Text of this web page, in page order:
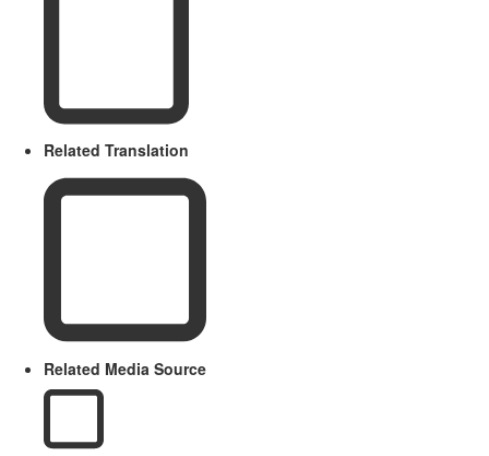
Related Translation
Related Media Source